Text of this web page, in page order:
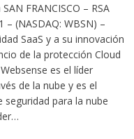
FRANCISCO – RSA
– (NASDAQ: WBSN) –
SaaS y a su innovación
de la protección Cloud
es el líder
de la nube y es el
para la nube